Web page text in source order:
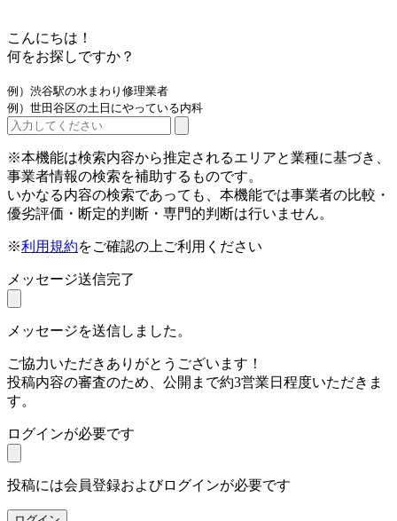
こんにちは！
何をお探しですか？
例）渋谷駅の水まわり修理業者
例）世田谷区の土日にやっている内科
※本機能は検索内容から推定されるエリアと業種に基づき、
事業者情報の検索を補助するものです。
いかなる内容の検索であっても、本機能では事業者の比較・
優劣評価・断定的判断・専門的判断は行いません。
※利用規約をご確認の上ご利用ください
メッセージ送信完了
メッセージを送信しました。
ご協力いただきありがとうございます！
投稿内容の審査のため、公開まで約3営業日程度いただきま
す。
ログインが必要です
投稿には会員登録およびログインが必要です